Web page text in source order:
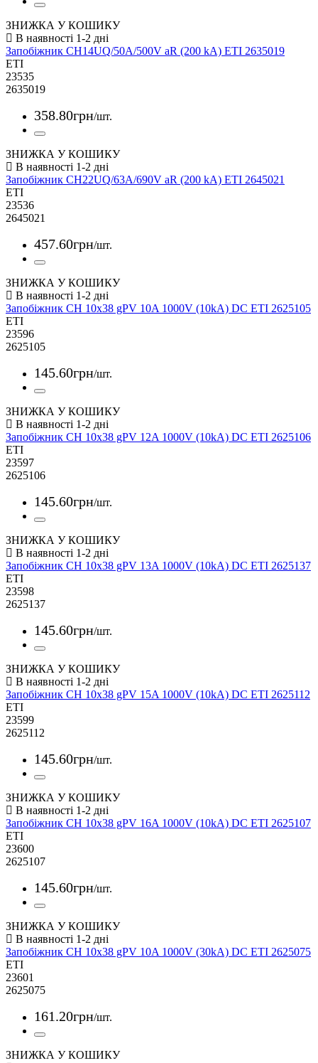
ЗНИЖКА У КОШИКУ
Запобіжник CH14UQ/50A/500V aR (200 kA) ETI 2635019
ETI
23535
2635019
358.80грн/шт.
ЗНИЖКА У КОШИКУ
Запобіжник CH22UQ/63A/690V aR (200 kA) ETI 2645021
ETI
23536
2645021
457.60грн/шт.
ЗНИЖКА У КОШИКУ
Запобіжник CH 10x38 gPV 10A 1000V (10kA) DC ETI 2625105
ETI
23596
2625105
145.60грн/шт.
ЗНИЖКА У КОШИКУ
Запобіжник CH 10x38 gPV 12A 1000V (10kA) DC ETI 2625106
ETI
23597
2625106
145.60грн/шт.
ЗНИЖКА У КОШИКУ
Запобіжник CH 10x38 gPV 13A 1000V (10kA) DC ETI 2625137
ETI
23598
2625137
145.60грн/шт.
ЗНИЖКА У КОШИКУ
Запобіжник CH 10x38 gPV 15A 1000V (10kA) DC ETI 2625112
ETI
23599
2625112
145.60грн/шт.
ЗНИЖКА У КОШИКУ
Запобіжник CH 10x38 gPV 16A 1000V (10kA) DC ETI 2625107
ETI
23600
2625107
145.60грн/шт.
ЗНИЖКА У КОШИКУ
Запобіжник CH 10x38 gPV 10A 1000V (30kA) DC ETI 2625075
ETI
23601
2625075
161.20грн/шт.
ЗНИЖКА У КОШИКУ